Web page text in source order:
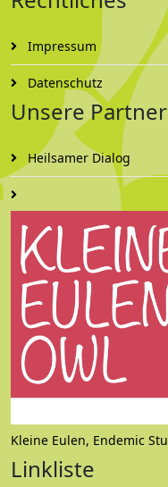
Impressum
Datenschutz
Unsere
Heilsamer Dialog
Kleine Eulen, Endemic
Linkliste